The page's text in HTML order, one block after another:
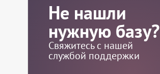
Не нашли
нужную базу?
Свяжитесь с нашей
службой поддержки